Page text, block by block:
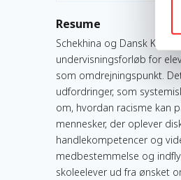
Resume
Schekhina og Dansk
undervisningsforløb for
som omdrejningspunkt.
udfordringer, som
om, hvordan racisme kan
mennesker, der oplever
handlekompetencer og
medbestemmelse og
skoleelever ud fra ønsket